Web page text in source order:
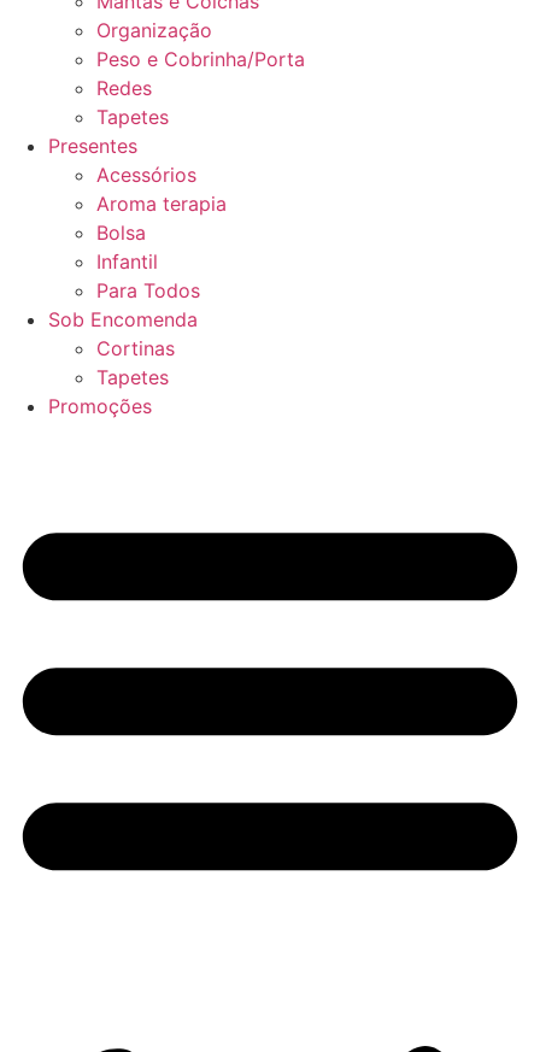
Organização
Peso e Cobrinha/Porta
Redes
Tapetes
Presentes
Acessórios
Aroma terapia
Bolsa
Infantil
Para Todos
Sob Encomenda
Cortinas
Tapetes
Promoções